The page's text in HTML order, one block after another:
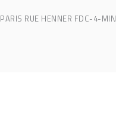
PARIS RUE HENNER FDC-4-MIN